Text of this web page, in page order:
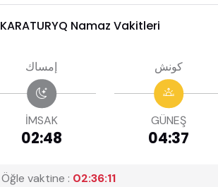
KARATURYQ Namaz Vakitleri
إمساك
İMSAK
02:48
كونش
GÜNEŞ
04:37
Öğle vaktine : 02:36:10